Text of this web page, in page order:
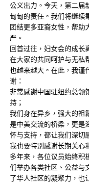
公义出力。今天，第二届
甸甸的责任。我们将继续
团结更多亚裔女性，帮助
严。
回首过往，妇女会的成长
在大家的共同呵护与无私
也越来越大。在此，我谨
谢：
非常感谢中国驻纽约总领
持；
我们身在异乡，强大的祖
是中美交流的桥梁，更是
怀与支持，都让我们深切
我也要特别感谢长期关心
多年来，各位议员始终积
们举办各类社区、公益与
了华人社区的凝聚力，也